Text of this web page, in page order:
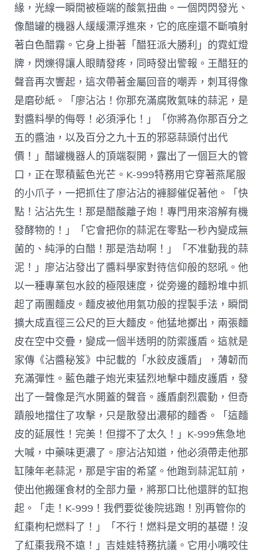
緣，光線一瞬間被極端的酸氣扭曲。一個閃閃發光、
像醋罐的機器人緩緩漂浮進來，它的底座還不斷噴射
著白色醋霧。它身上掛著「醋狂派大勝利」的霓虹燈
牌，閃爍得讓人眼睛發疼，同時發出警報。王醋狂的
聲音再次響起，這次帶著金屬回音的嘲弄，刺耳得像
是磨砂紙。「廖沾沾！你那充滿腐敗氣味的蒜泥，是
對醬料學的侮辱！必須淨化！」「你將為你那百分之
五的醬油，以及百分之九十五的邪惡蒜頭付出代
價！」醋罐機器人的頂端裂開，露出了一個巨大的管
口，正在聚積藍色光芒。K-999特務用它穿著燕尾服
的小爪子，一把抓住了廖沾沾的褲腳催促著他。「快
點！沾沾先生！那是醋酸離子炮！專門用來溶解有機
發酵物的！」「它會把你的蒜泥在零點一秒內變成無
菌的、純淨的白醋！那是浩劫啊！」「不准動我的蒜
泥！」廖沾沾發出了醬料學家對待信仰般的怒吼。他
以一種專業包水餃的極限速度，從旁邊的麵粉堆中抓
起了兩團麵皮。麵皮被他用氣功般的捏製手法，瞬間
擴大成直徑三公尺的巨大麵皮。他猛地擲出，兩張麵
皮在空中交疊，變成一個半透明的防禦護盾。這就是
家傳《沾醬秘笈》中記載的「水餃皮護盾」，薄韌而
充滿彈性。藍色離子炮光束猛烈地擊中麵皮護盾，發
出了一聲像是汽水開蓋的聲音。護盾劇烈震動，但奇
蹟般地擋住了攻擊，只是散發出濃郁的麵香。「這麵
皮的延展性！完美！但撐不了太久！」K-999焦急地
大喊，中藥味更濃了。廖沾沾知道，他必須帶走他那
缸陳年老蒜泥，那是宇宙的希望。他跑到蒜泥缸前，
使出他搬運食材的全部力量，將那口比他還胖的缸抱
起。「走！K-999！我們要從後院逃跑！別再管你的
紅棗枸杞燃料了！」「不行！燃料是文明的基礎！沒
了紅棗我飛不遠！」吉娃娃特務抗議。它用小嘴咬住